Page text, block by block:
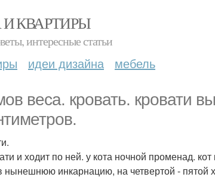
КВАРТИРЫ
интересные статьи
идеи дизайна мебель
веса. кровать. кровати
и ходит по ней. у кота ночной променад.
инкарнацию, на четвертой - пятой